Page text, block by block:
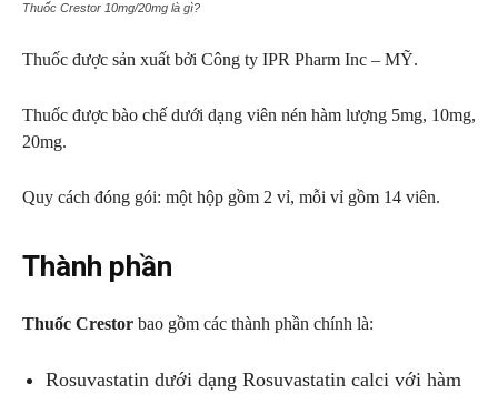
Thuốc Crestor 10mg/20mg là gì?
Thuốc được sản xuất bởi Công ty IPR Pharm Inc – MỸ.
Thuốc được bào chế dưới dạng viên nén hàm lượng 5mg, 10mg,
20mg.
Quy cách đóng gói: một hộp gồm 2 vỉ, mỗi vỉ gồm 14 viên.
Thành phần
Thuốc Crestor bao gồm các thành phần chính là:
Rosuvastatin dưới dạng Rosuvastatin calci với hàm